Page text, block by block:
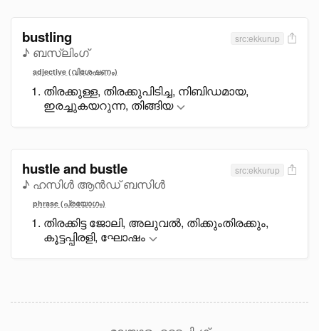
bustling
♪ ബസ്ലിംഗ്
src:ekkurup
adjective (വിശേഷണം)
തിരക്കുള്ള, തിരക്കുപിടിച്ച, നിബിഡമായ,
ഇരച്ചുകയറുന്ന, തിങ്ങിയ
hustle and bustle
♪ ഹസിൾ ആൻഡ് ബസിൾ
src:ekkurup
phrase (പ്രയോഗം)
തിരക്കിട്ട ജോലി, അലുവൽ, തിക്കുംതിരക്കും,
കൂട്ടപ്പിരളി, ഘോഷം